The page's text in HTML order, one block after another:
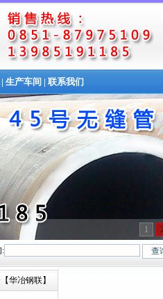
生产车间 | 联系我们
1
、45#、20G、40Cr、20Cr、
:
华冶钢联】